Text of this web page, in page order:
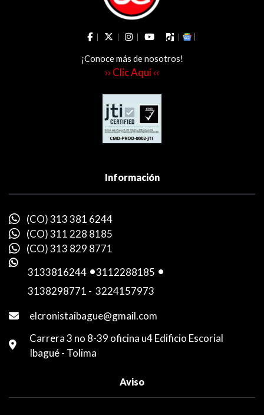
¡Conoce más de nosotros!
›› Clic Aquí ‹‹
Información
(CO) 313 381 6244
(CO) 311 228 8185
(CO) 313 829 8771
3133816244 -3112288185 -
3138298771 - 3224157973
elcronistaibague@gmail.com
Carrera 3 no 8-39 oficina u4 Edificio Escorial
Ibagué - Tolima
Aviso